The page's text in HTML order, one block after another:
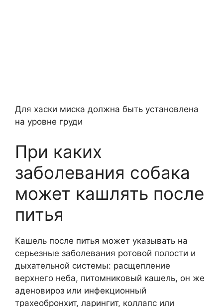
Для хаски миска должна быть установлена
на уровне груди
При каких
заболевания собака
может кашлять после
питья
Кашель после питья может указывать на
серьезные заболевания ротовой полости и
дыхательной системы: расщепление
верхнего неба, питомниковый кашель, он же
аденовироз или инфекционный
трахеобронхит, ларингит, коллапс или